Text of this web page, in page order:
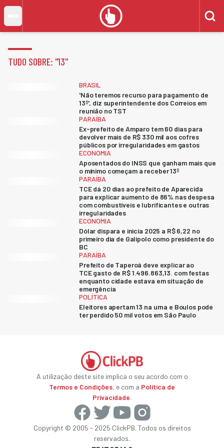
TUDO SOBRE: "13"
BRASIL
'Não teremos recurso para pagamento de
13º', diz superintendente dos Correios em
reunião no TST
PARAÍBA
Ex-prefeito de Amparo tem 60 dias para
devolver mais de R$ 330 mil aos cofres
públicos por irregularidades em gastos
ECONOMIA
Aposentados do INSS que ganham mais que
o mínimo começam a receber 13º
PARAÍBA
TCE dá 20 dias ao prefeito de Aparecida
para explicar aumento de 86% nas despesa
com combustíveis e lubrificantes e outras
irregularidades
ECONOMIA
Dólar dispara e inicia 2025 a R$ 6,22 no
primeiro dia de Galípolo como presidente do
BC
PARAÍBA
Prefeito de Taperoá deve explicar ao
TCE gasto de R$ 1.496.863,13. com festas
enquanto cidade estava em situação de
emergência
POLÍTICA
Eleitores apertam 13 na urna e Boulos pode
ter perdido 50 mil votos em São Paulo
A utilização deste site implica o seu acordo com o
Termos e Condições, e com a Política de
Privacidade.
Copyright © 2005 - 2025 ClickPB. Todos os direitos
reservados.